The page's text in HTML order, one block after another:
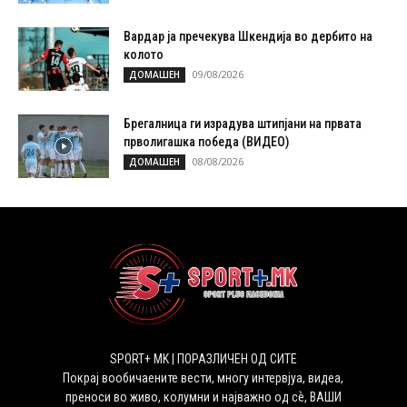
Вардар ја пречекува Шкендија во дербито на
колото
ДОМАШЕН 09/08/2026
Брегалница ги израдува штипјани на првата
прволигашка победа (ВИДЕО)
ДОМАШЕН 08/08/2026
SPORT+ MK | ПОРАЗЛИЧЕН ОД СИТЕ
Покрај вообичаените вести, многу интервјуа, видеа,
преноси во живо, колумни и најважно од сѐ, ВАШИ